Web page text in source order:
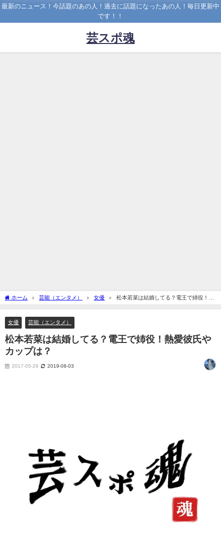
最新のニュース！今話題のあの人！過去に話題になったあの人！毎日更新中
です！！
芸スポ魂
ホーム 芸能（エンタメ） 女優
松本若菜は結婚してる？電王で姉役！熱
愛彼氏やカップは？
女優 芸能（エンタメ）
松本若菜は結婚してる？電王で姉役！熱愛彼氏や
カップは？
2017-05-29 2019-08-03